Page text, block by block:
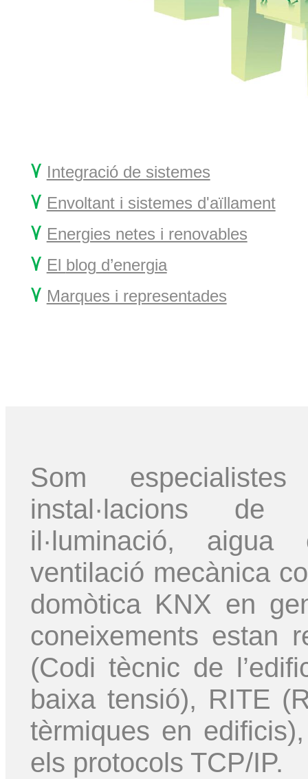
۷ Integració de sistemes
۷ Envoltant i sistemes d'aïllament
۷ Energies netes i renovables
۷ El blog d’energia
۷ Marques i representades
Som
instal·lacions de
il·luminació, aigua
ventilació mecànica
domòtica KNX en
coneixements estan
(Codi tècnic de
baixa tensió), RITE
tèrmiques en
els protocols TCP/IP.